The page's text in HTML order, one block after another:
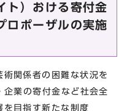
ト）おける寄付金
ロポーザルの実施
関係者の困難な状況を
業の寄付金など社会全
を目指す新たな制度